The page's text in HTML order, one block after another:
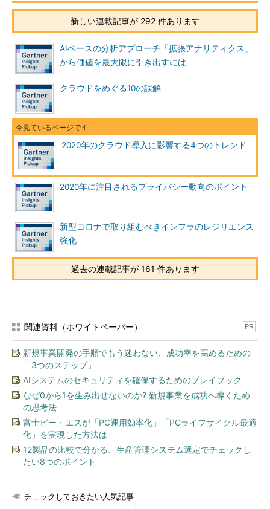
マルチクラウドがベンダーロックインを軽減
2024年まで、マルチクラウド戦略によって3分の2の企業で、
ベンダーへの依存が減少する見通しだ。だが、これは主に、アプ
リケーションポータビリティ以外の要因によって実現すると予想
されている。
アプリケーションポータビリティは、アプリケーションを変更
せずにプラットフォーム間で移行できることを指しており、マル
チクラウド戦略のメリットと考えられている。だが、実際には、
アプリケーションが企業で導入され、本番環境に展開されると、
異なるプラットフォームに移行されることはほとんどない。マル
チクラウド戦略の大半は、ポータビリティよりも調達、機能、リ
スク軽減に重点を置いている。
マルチクラウド戦略を導入しようとしているCIOは、ベンダー
ロックインの軽減やサービス中断リスクの低減など、この戦略で
対処したい具体的な課題を決めなければならない。マルチクラウ
ド戦略によってアプリケーションポータビリティが自動的に実現
エンタープライズITのクラウド移行プロジェクトの半数が2年以
上遅れる見通しだ。現在のクラウド移行戦略では、モダナイゼー
ションやリファクタリングよりも、“リフト＆シフト”が行われる
傾向が高い。だが、リフト＆シフトプロジェクトでは、クラウド
ネイティブのスキルは磨かれない。そのために市場ではサービス
事業者が、優秀なクラウド専門家の必要性を満たすのに十分なペ
ースで、人材のトレーニングや認定を行えずにいる。
コンサルティング会社が適切なクラウドスキルを持つ人材を見
つけるのに苦労していることも相まって、多くの顧客はクラウド
導入目標が未達となっている。システムインテグレーター（SI）
い。多くのSIもまだ学習中であり、需要に応えてオペレーション
新しい連載記事が 292 件あります
AIベースの分析アプローチ「拡張アナリティクス」
から価値を最大限に引き出すには
クラウドをめぐる10の誤解
2020年のクラウド導入に影響する4つのトレンド
2020年に注目されるプライバシー動向のポイント
新型コロナで取り組むべきインフラのレジリエンス
強化
過去の連載記事が 161 件あります
関連資料（ホワイトペーパー） PR
新規事業開発の手順でもう迷わない、成功率を高めるための
「3つのステップ」
AIシステムのセキュリティを確保するためのプレイブック
なぜ0から1を生み出せないのか? 新規事業を成功へ導くため
の思考法
富士ピー・エスが「PC運用効率化」「PCライフサイクル最適
化」を実現した方法は
12製品の比較で分かる、生産管理システム選定でチェックし
たい8つのポイント
チェックしておきたい人気記事